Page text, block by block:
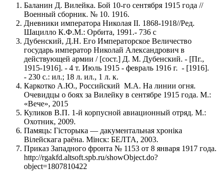
Баланин Д. Вилейка. Бой 10-го сентября 1915 года //
Военный сборник. № 10. 1916.
Дневники императора Николая II. 1868-1918//Ред.
Шацилло К.Ф.М.: Орбита, 1991.- 736 с
Дубенский, Д.Н. Его Императорское Величество
государь император Николай Александрович в
действующей армии / [сост.] Д. М. Дубенский. - [Пг.,
1915-1916]. - 4 т. Июль 1915 - февраль 1916 г. - [1916].
- 230 с.: ил.; 18 л. ил., 1 л. к.
Каркотко А.Ю., Российский М.А. На линии огня.
Очевидцы о боях за Вилейку в сентябре 1915 года. М.:
«Вече», 2015
Куликов В.П. 1-й корпусной авиационный отряд. М.:
Охотник, 2009.
Памяць: Гiсторыка — дакументальная хроніка
Вiлейскага раёна. Мiнск: БЕЛТА, 2003.
Приказ Западного фронта № 1153 от 8 января 1917 года.
http://rgakfd.altsoft.spb.ru/showObject.do?
object=1807810422